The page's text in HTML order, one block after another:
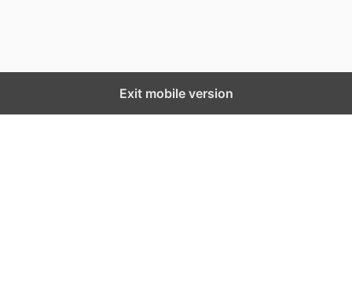
Exit mobile version